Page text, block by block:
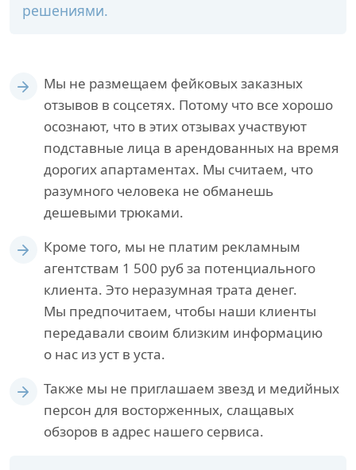
решениями.
Мы не размещаем фейковых заказных
отзывов в соцсетях. Потому что все хорошо
осознают, что в этих отзывах участвуют
подставные лица в арендованных на время
дорогих апартаментах. Мы считаем, что
разумного человека не обманешь
дешевыми трюками.
Кроме того, мы не платим рекламным
агентствам 1 500 руб за потенциального
клиента. Это неразумная трата денег.
Мы предпочитаем, чтобы наши клиенты
передавали своим близким информацию
о нас из уст в уста.
Также мы не приглашаем звезд и медийных
персон для восторженных, слащавых
обзоров в адрес нашего сервиса.